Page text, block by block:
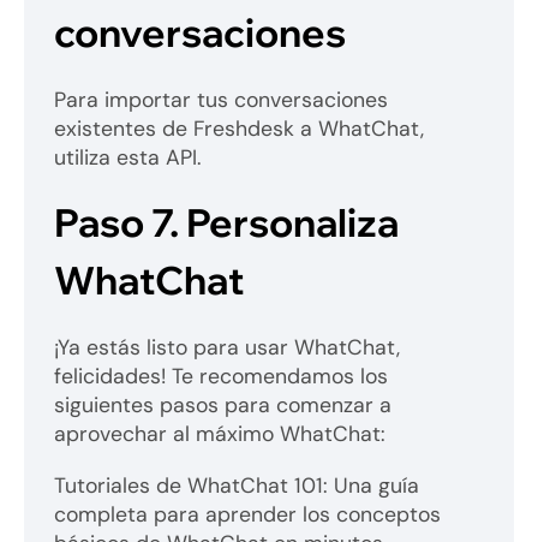
conversaciones
Para importar tus conversaciones
existentes de Freshdesk a WhatChat,
utiliza esta API.
Paso 7. Personaliza
WhatChat
¡Ya estás listo para usar WhatChat,
felicidades! Te recomendamos los
siguientes pasos para comenzar a
aprovechar al máximo WhatChat:
Tutoriales de WhatChat 101: Una guía
completa para aprender los conceptos